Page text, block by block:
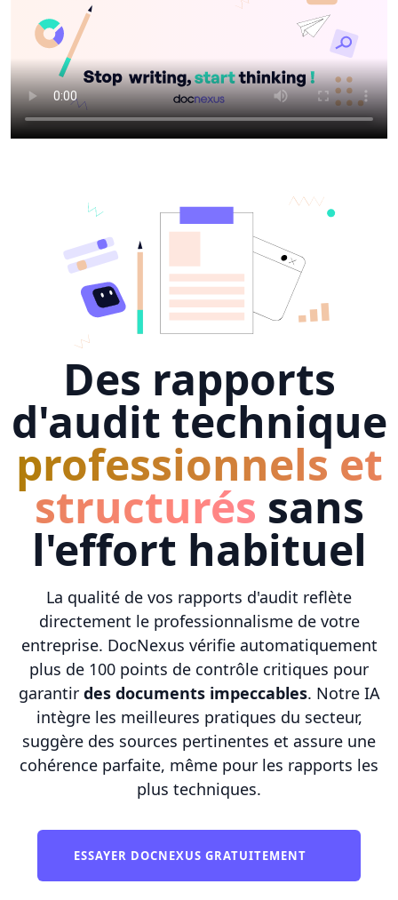
Des rapports
d'audit technique
professionnels et
structurés sans
l'effort habituel
La qualité de vos rapports d'audit reflète
directement le professionnalisme de votre
entreprise. DocNexus vérifie automatiquement
plus de 100 points de contrôle critiques pour
garantir des documents impeccables. Notre IA
intègre les meilleures pratiques du secteur,
suggère des sources pertinentes et assure une
cohérence parfaite, même pour les rapports les
plus techniques.
ESSAYER DOCNEXUS GRATUITEMENT